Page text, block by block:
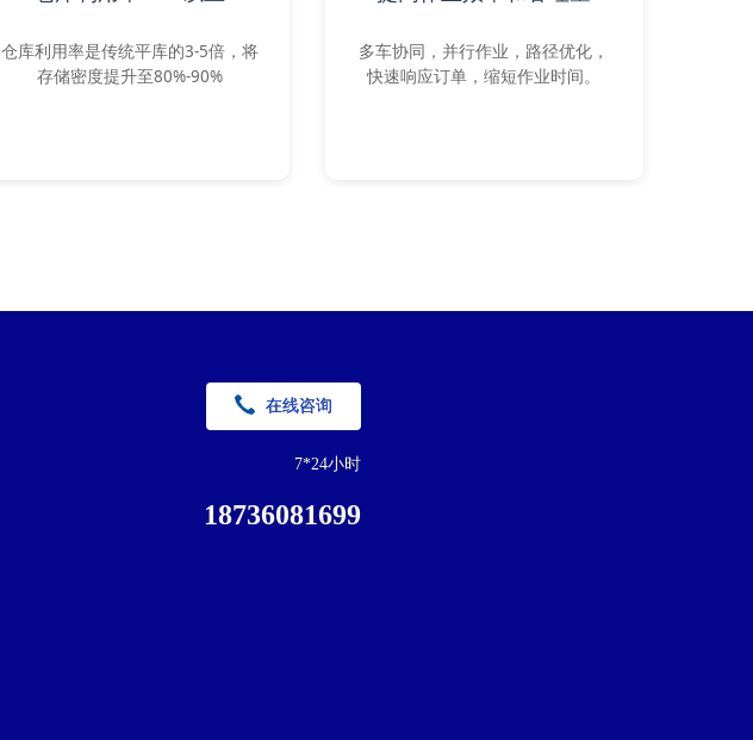
仓库利用率是传统平库的3-5倍，将
存储密度提升至80%-90%
多车协同，并行作业，路径优化，
快速响应订单，缩短作业时间。
在线咨询
7*24小时
18736081699